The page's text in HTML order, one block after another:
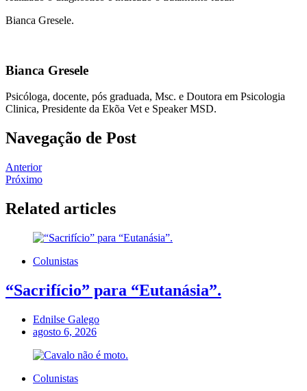
Bianca Gresele.
Bianca Gresele
Psicóloga, docente, pós graduada, Msc. e Doutora em Psicologia
Clinica, Presidente da Ekõa Vet e Speaker MSD.
Navegação de Post
Anterior
Próximo
Related articles
Colunistas
“Sacrifício” para “Eutanásia”.
Ednilse Galego
agosto 6, 2026
Colunistas